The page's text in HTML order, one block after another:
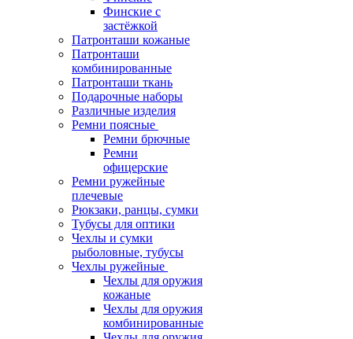
Финские с
застёжкой
Патронташи кожаные
Патронташи
комбинированные
Патронташи ткань
Подарочные наборы
Различные изделия
Ремни поясные
Ремни брючные
Ремни
офицерские
Ремни ружейные
плечевые
Рюкзаки, ранцы, сумки
Тубусы для оптики
Чехлы и сумки
рыболовные, тубусы
Чехлы ружейные
Чехлы для оружия
кожаные
Чехлы для оружия
комбинированные